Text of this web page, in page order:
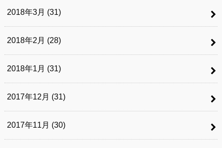
2018年3月 (31)
2018年2月 (28)
2018年1月 (31)
2017年12月 (31)
2017年11月 (30)